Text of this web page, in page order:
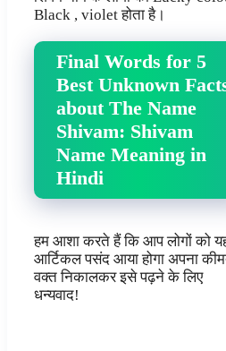
Black , violet होता है।
Final Words for 5
Best Unknown
about The Name
Shivam: Shivam
Name Meaning in
Hindi
हम आशा करते हैं कि आप लोगों को
आर्टिकल पसंद आया होगा अपना
वक्त निकालकर इसे पढ़ने के लिए
धन्यवाद!